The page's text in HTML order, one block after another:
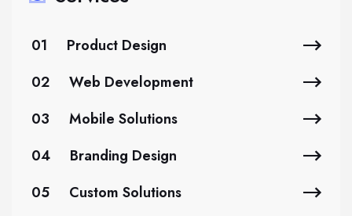
01
Product Design
02
Web Development
03
Mobile Solutions
04
Branding Design
05
Custom Solutions